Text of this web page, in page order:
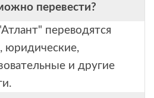
перевести?
переводятся
юридические,
и другие